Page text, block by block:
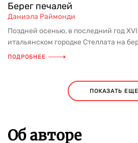
Берег печалей
Даниэла Раймонди
Поздней осенью, в последний год
итальянском городке Стеллата на
ПОДРОБНЕЕ
ПОКАЗАТЬ ЕЩЕ
Об авторе